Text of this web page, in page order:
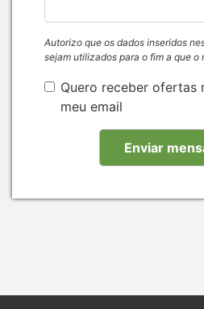
Autorizo que os dados inseridos
sejam utilizados para o fim a que o
Quero receber ofertas
meu email